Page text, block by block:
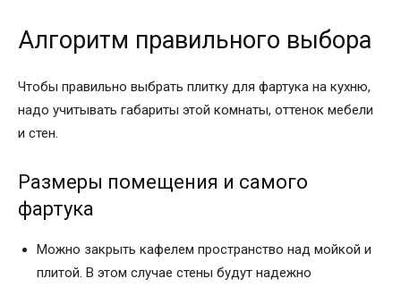
Алгоритм правильного выбора
Чтобы правильно выбрать плитку для фартука на кухню,
надо учитывать габариты этой комнаты, оттенок мебели
и стен.
Размеры помещения и самого
фартука
Можно закрыть кафелем пространство над мойкой и
плитой. В этом случае стены будут надежно